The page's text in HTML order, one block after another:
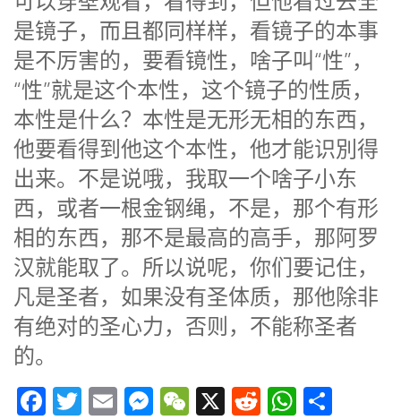
是镜子，而且都同样样，看镜子的本事
是不厉害的，要看镜性，啥子叫“性”，
“性”就是这个本性，这个镜子的性质，
本性是什么？本性是无形无相的东西，
他要看得到他这个本性，他才能识別得
出来。不是说哦，我取一个啥子小东
西，或者一根金钢绳，不是，那个有形
相的东西，那不是最高的高手，那阿罗
汉就能取了。所以说呢，你们要记住，
凡是圣者，如果没有圣体质，那他除非
有绝对的圣心力，否则，不能称圣者
的。
Facebook
Twitter
EmailMessenger
WeChat
X Reddit